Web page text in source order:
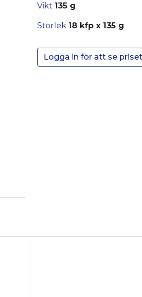
Vikt 135 g
Storlek 18 kfp x 135 g
Logga in för att se priset